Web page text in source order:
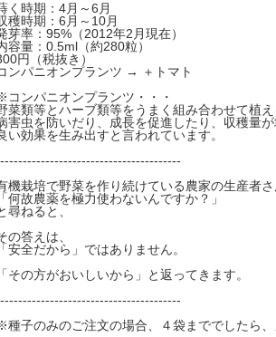
く時期：4月～6月
穫時期：6月～10月
芽率：95%（2012年2月現在）
容量：0.5ml（約280粒）
円（税抜き）
ンパニオンプランツ → ＋トマト
ンパニオンプランツ・・・
菜類等とハーブ類等をうまく組み合わせて植え
害虫を防いだり、成長を促進したり、収穫量
い効果を生み出すと言われています。
機栽培で野菜を作り続けている農家の生産者さ
何故農薬を極力使わないんですか？」
尋ねると、
の答えは、
安全だから」ではありません。
その方がおいしいから」と返ってきます。
子のみのご注文の場合、４袋まででしたら、